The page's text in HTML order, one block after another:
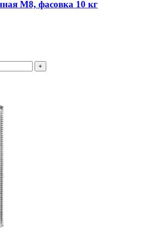
М8, фасовка 10 кг